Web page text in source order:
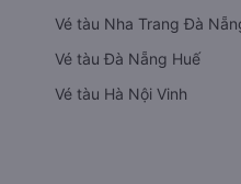
Vé tàu Nha Trang Đà
Vé tàu Đà Nẵng Huế
Vé tàu Hà Nội Vinh